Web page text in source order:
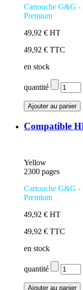
Cartouche G&G -
Premium
49,92 € HT
49,92 € TTC
en stock
quantité
Compatible
Yellow
2300 pages
Cartouche G&G -
Premium
49,92 € HT
49,92 € TTC
en stock
quantité